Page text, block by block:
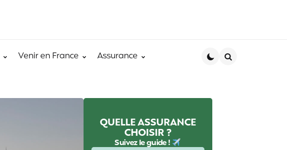
Venir en France Assurance
QUELLE ASSURANCE
CHOISIR ?
Suivez le guide !